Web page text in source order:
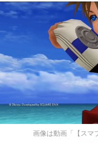
画像は動画「【スマ